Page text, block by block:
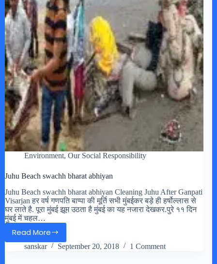
Environment, Our Social Responsibility
Juhu Beach swachh bharat abhiyan
Juhu Beach swachh bharat abhiyan Cleaning Juhu After Ganpati
Visarjan हर वर्ष गणपति बाप्पा की मूर्ति सभी मुंबईकर बड़े ही हर्षोल्लास से
घर लाते है. पूरा मुंबई झूम उठता है मुंबई का यह नजारा देखकर.पुरे ११ दिन
मुंबई में चहल…
Read More
Juhu
Beach
sanskar September 20, 2018 1 Comment